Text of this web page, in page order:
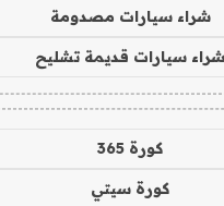
شراء سيارات مصدومة
شراء سيارات قديمة تشليح
كورة 365
كورة سيتي